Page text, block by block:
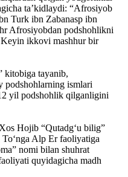
ta’kidlaydi: “Afrosiyob
Turk ibn Zabanasp ibn
Afrosiyobdan podshohlikni
ikkovi mashhur bir
kitobiga tayanib,
podshohlarning ismlari
yil podshohlik qilganligini
Hojib “Qutadg‘u bilig”
Alp Er faoliyatiga
nomi bilan shuhrat
quyidagicha madh